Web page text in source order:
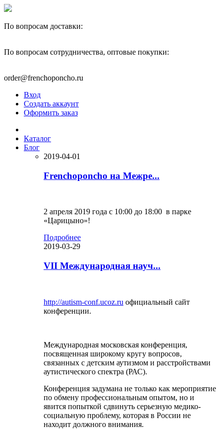
По вопросам доставки:
По вопросам сотрудничества, оптовые покупки:
order@frenchoponcho.ru
Вход
Создать аккаунт
Оформить заказ
Каталог
Блог
2019-04-01
Frenchoponcho на Межре...
2 апреля 2019 года с 10:00 до 18:00 в парке
«Царицыно»!
Подробнее
2019-03-29
VII Международная науч...
http://autism-conf.ucoz.ru официальный сайт
конференции.
Международная московская конференция,
посвященная широкому кругу вопросов,
связанных с детским аутизмом и расстройствами
аутистического спектра (РАС).
Конференция задумана не только как мероприятие
по обмену профессиональным опытом, но и
явится попыткой сдвинуть серьезную медико-
социальную проблему, которая в России не
находит должного внимания.